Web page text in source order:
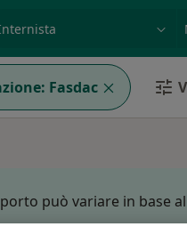
Fasdac
può variare in base